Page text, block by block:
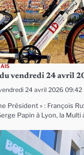
vendredi 24 avril
24 avril 2026 09:42
Président » : François
Papin à Lyon, la Multi